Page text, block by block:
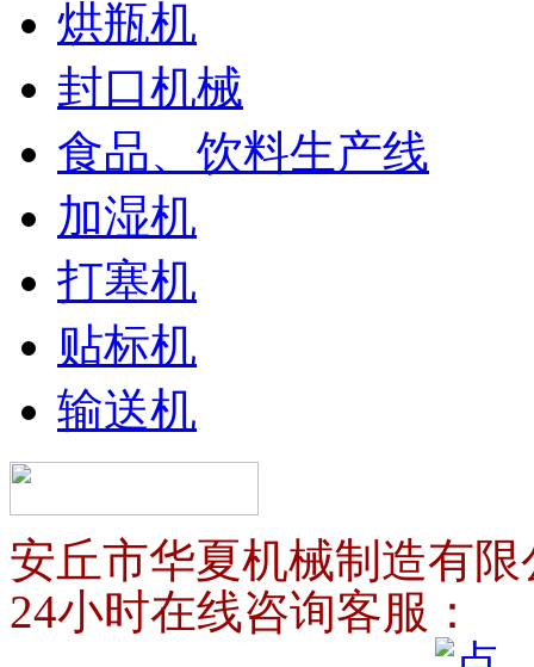
烘瓶机
封口机械
食品、饮料生产线
加湿机
打塞机
贴标机
输送机
安丘市华夏机械制造有限
24小时在线咨询客服：